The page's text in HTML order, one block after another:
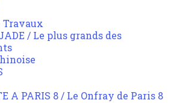
Travaux
/ Le plus grands des
A PARIS 8 / Le Onfray de Paris 8